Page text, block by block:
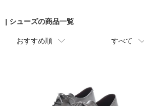
| シューズの商品一覧
おすすめ順 すべて